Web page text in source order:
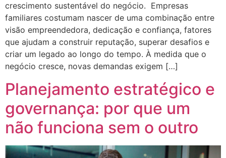
crescimento sustentável do negócio. Empresas
familiares costumam nascer de uma combinação entre
visão empreendedora, dedicação e confiança, fatores
que ajudam a construir reputação, superar desafios e
criar um legado ao longo do tempo. À medida que o
negócio cresce, novas demandas exigem […]
Planejamento estratégico e
governança: por que um
não funciona sem o outro